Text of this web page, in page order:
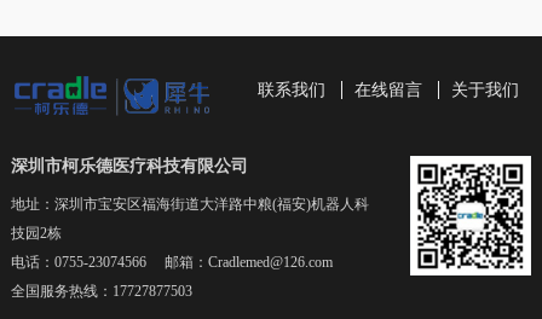
联系我们 在线留言 关于我们
深圳市柯乐德医疗科技有限公司
地址：深圳市宝安区福海街道大洋路中粮(福安)机器人科
技园2栋
电话：0755-23074566 邮箱：Cradlemed@126.com
全国服务热线：17727877503